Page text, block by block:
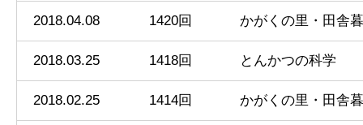
2018.04.08 1420回 かがくの里・田舎
2018.03.25 1418回 とんかつの科学
2018.02.25 1414回 かがくの里・田舎